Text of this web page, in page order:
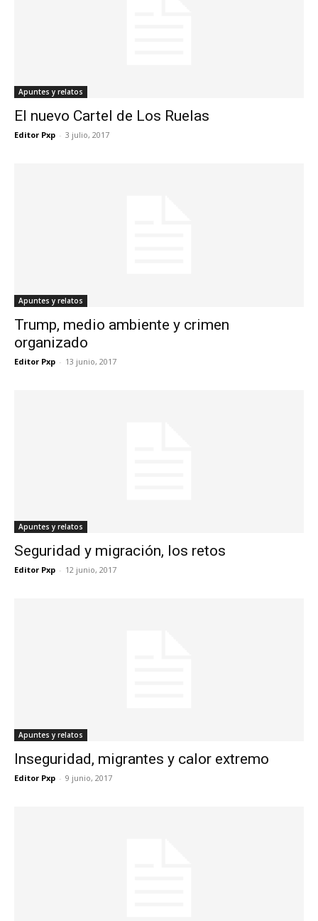
Apuntes y relatos
El nuevo Cartel de Los Ruelas
Editor Pxp - 3 julio, 2017
Apuntes y relatos
Trump, medio ambiente y crimen
organizado
Editor Pxp - 13 junio, 2017
Apuntes y relatos
Seguridad y migración, los retos
Editor Pxp - 12 junio, 2017
Apuntes y relatos
Inseguridad, migrantes y calor extremo
Editor Pxp - 9 junio, 2017